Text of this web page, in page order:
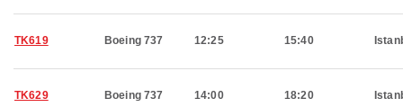
TK619 Boeing 737 12:25 15:40
TK629 Boeing 737 14:00 18:20